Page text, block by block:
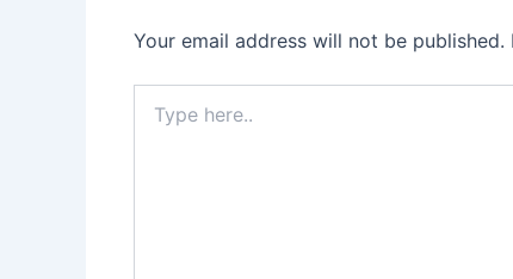
Your email address will not be published.
here..